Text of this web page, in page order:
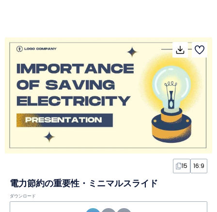
15 16:9
電力節約の重要性・ミニマルスライド
ダウンロード